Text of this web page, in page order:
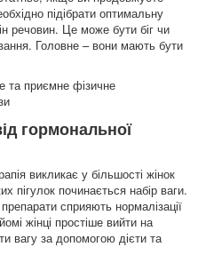
підібрати оптимальну
речовин. Це може бути біг чи
Головне – вони мають бути
та приємне фізичне
гормональної
викликає у більшості жінок
пігулок починається набір ваги.
сприяють нормалізації
жінці простіше вийти на
вагу за допомогою дієти та